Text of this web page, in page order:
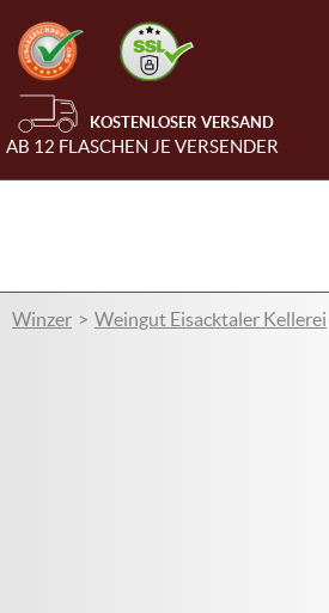
KOSTENLOSER VERSAND
AB 12 FLASCHEN JE VERSENDER
Winzer Weingut Eisacktaler Kellerei